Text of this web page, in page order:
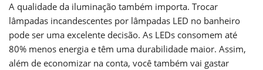
A qualidade da iluminação também importa. Trocar
lâmpadas incandescentes por lâmpadas LED no banheiro
pode ser uma excelente decisão. As LEDs consomem até
80% menos energia e têm uma durabilidade maior. Assim,
além de economizar na conta, você também vai gastar